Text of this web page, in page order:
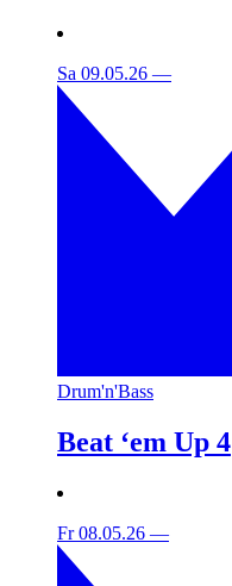
Sa 09.05.26 —
Drum'n'Bass
Beat ‘em Up 4
Fr 08.05.26 —